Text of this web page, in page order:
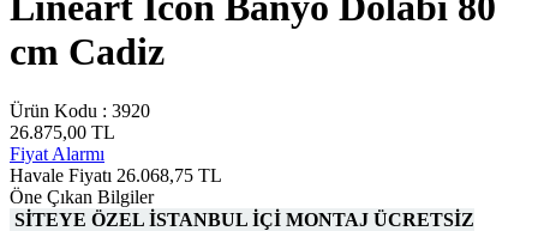
cm Cadiz
Ürün Kodu : 3920
26.875,00 TL
Fiyat Alarmı
Havale Fiyatı 26.068,75 TL
Öne Çıkan Bilgiler
SİTEYE ÖZEL İSTANBUL İÇİ MONTAJ ÜCRETSİZ